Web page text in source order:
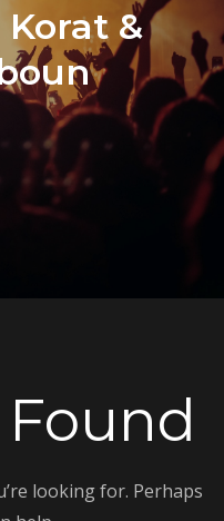
Korat &
looking for. Perhaps